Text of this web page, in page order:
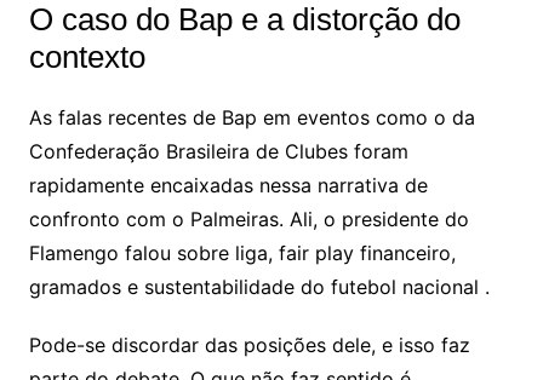
O caso do Bap e a distorção do
contexto
As falas recentes de Bap em eventos como o da
Confederação Brasileira de Clubes foram
rapidamente encaixadas nessa narrativa de
confronto com o Palmeiras. Ali, o presidente do
Flamengo falou sobre liga, fair play financeiro,
gramados e sustentabilidade do futebol nacional .
Pode-se discordar das posições dele, e isso faz